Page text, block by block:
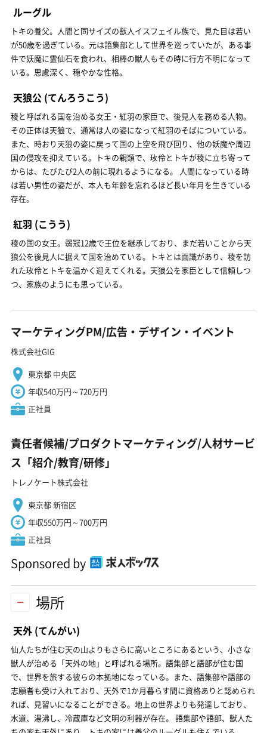
ルーグル
トキの養父。人間と同サイズの獣人イスフェイル族で、見た目は若い
が50歳を過ぎている。元は語集部として世界を巡っていたが、ある事
件で妖魔に霊仙石を食われ、相棒の獣人もその時に行方不明になって
いる。思慮深く、穏やかな性格。
天狼公 (てんろうこう)
稜と呼ばれる国を治める女王・紅羽の家臣で、後見人を務める人物。
その正体は天狼で、通常は人の姿になって紅羽のそばについている。
また、時おり天狼の姿に戻って国の上空を飛び回り、他の妖魔や周辺
国の侵攻を抑えている。トキの親類で、玫伶とトキが稜に立ち寄って
からは、たびたび2人の前に現れるようになる。 人間になっている時
は若い男性の姿だが、本人も年齢を忘れるほど長い年月を生きている
存在。
紅羽 (こうう)
稜の国の女王。弱冠12歳で王位を継承しており、まだ若いことから天
狼公を後見人に据えて国を治めている。トキとは面識があり、稜を訪
れた玫伶とトキを温かく迎えてくれる。天狼公を家臣として信頼しつ
つ、家族のようにも思っている。
マーケティングPM/広告・デザイン・イベント
株式会社GIG
東京都 中央区
年収540万円～720万円
正社員
責任者候補/プロダクトマーケティング/人材サービ
ス「紹介/教育/研修」
トレノケート株式会社
東京都 新宿区
年収550万円～700万円
正社員
Sponsored by
場所
天外 (てんがい)
仙人たちが住む天の山よりもさらに高いところにあるという、小さな
獣人が治める「天外の地」と呼ばれる場所。語集部と語部が住む国
で、世界を旅する彼らの本拠地になっている。また、語集部や語部の
志願者も受け入れており、天外で1か月暮らす間に資格ありと認められ
れば、見習いになることができる。地上の世界よりも発達しており、
水道、湯沸し、冷蔵庫など文明の利器が存在。 語集部や語部、獣人た